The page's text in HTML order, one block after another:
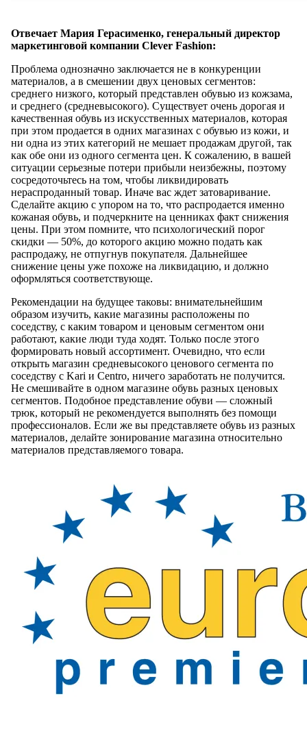
Отвечает Мария Герасименко, генеральный директор
маркетинговой компании Clever Fashion:
Проблема однозначно заключается не в конкуренции
материалов, а в смешении двух ценовых сегментов:
среднего низкого, который представлен обувью из кожзама,
и среднего (средневысокого). Существует очень дорогая и
качественная обувь из искусственных материалов, которая
при этом продается в одних магазинах с обувью из кожи, и
ни одна из этих категорий не мешает продажам другой, так
как обе они из одного сегмента цен. К сожалению, в вашей
ситуации серьезные потери прибыли неизбежны, поэтому
сосредоточьтесь на том, чтобы ликвидировать
нераспроданный товар. Иначе вас ждет затоваривание.
Сделайте акцию с упором на то, что распродается именно
кожаная обувь, и подчеркните на ценниках факт снижения
цены. При этом помните, что психологический порог
скидки — 50%, до которого акцию можно подать как
распродажу, не отпугнув покупателя. Дальнейшее
снижение цены уже похоже на ликвидацию, и должно
оформляться соответствующе.
Рекомендации на будущее таковы: внимательнейшим
образом изучить, какие магазины расположены по
соседству, с каким товаром и ценовым сегментом они
работают, какие люди туда ходят. Только после этого
формировать новый ассортимент. Очевидно, что если
открыть магазин средневысокого ценового сегмента по
соседству с Kari и Centro, ничего заработать не получится.
Не смешивайте в одном магазине обувь разных ценовых
сегментов. Подобное представление обуви — сложный
трюк, который не рекомендуется выполнять без помощи
профессионалов. Если же вы представляете обувь из разных
материалов, делайте зонирование магазина относительно
материалов представляемого товара.